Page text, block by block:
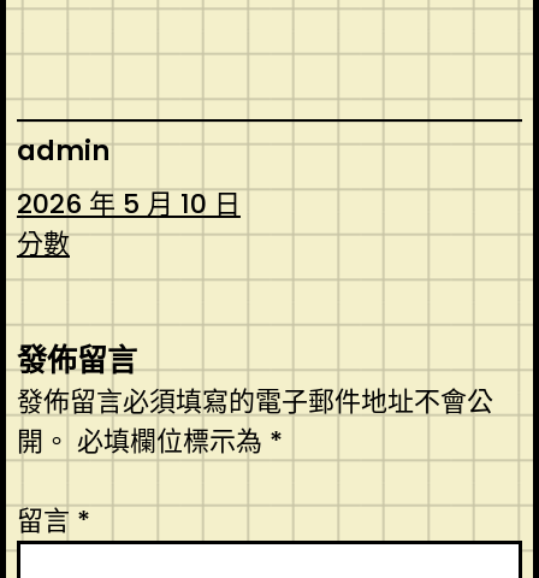
admin
2026 年 5 月 10 日
分數
發佈留言
發佈留言必須填寫的電子郵件地址不會公
開。 必填欄位標示為 *
留言 *